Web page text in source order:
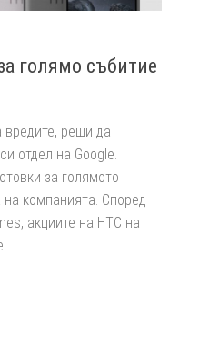
голямо събитие
вредите, реши да
отдел на Google.
за голямото
компанията. Според
акциите на HTC на